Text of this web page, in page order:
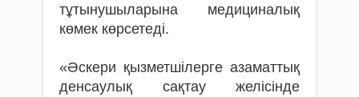
тұтынушыларына медициналық
көмек көрсетеді.
«Әскери қызметшілерге азаматтық
денсаулық сақтау желісінде